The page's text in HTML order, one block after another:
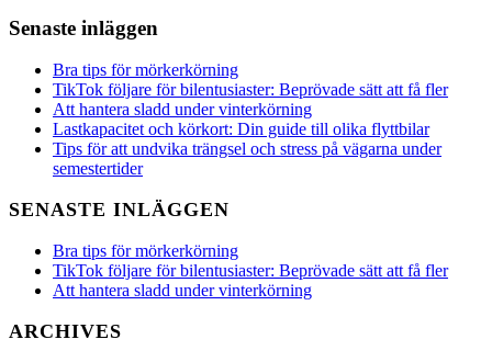
Senaste inläggen
Bra tips för mörkerkörning
TikTok följare för bilentusiaster: Beprövade sätt att få fler
Att hantera sladd under vinterkörning
Lastkapacitet och körkort: Din guide till olika flyttbilar
Tips för att undvika trängsel och stress på vägarna under
semestertider
SENASTE INLÄGGEN
Bra tips för mörkerkörning
TikTok följare för bilentusiaster: Beprövade sätt att få fler
Att hantera sladd under vinterkörning
ARCHIVES